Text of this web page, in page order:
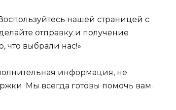
нашей страницей с
отправку и получение
что выбрали нас!»
информация, не
Мы всегда готовы помочь вам.